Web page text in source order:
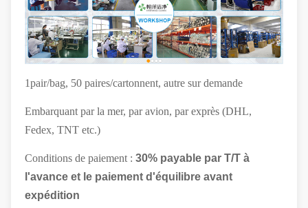
1pair/bag, 50 paires/cartonnent, autre sur demande
Embarquant par la mer, par avion, par exprès (DHL,
Fedex, TNT etc.)
Conditions de paiement : 30% payable par T/T à
l'avance et le paiement d'équilibre avant
expédition